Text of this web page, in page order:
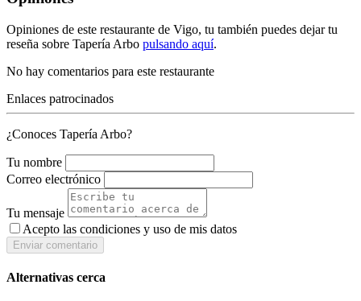
Opiniones de este restaurante de Vigo, tu también puedes dejar tu
reseña sobre Tapería Arbo pulsando aquí.
No hay comentarios para este restaurante
Enlaces patrocinados
¿Conoces Tapería Arbo?
Tu nombre
Correo electrónico
Tu mensaje
Acepto las condiciones y uso de mis datos
Enviar comentario
Alternativas cerca